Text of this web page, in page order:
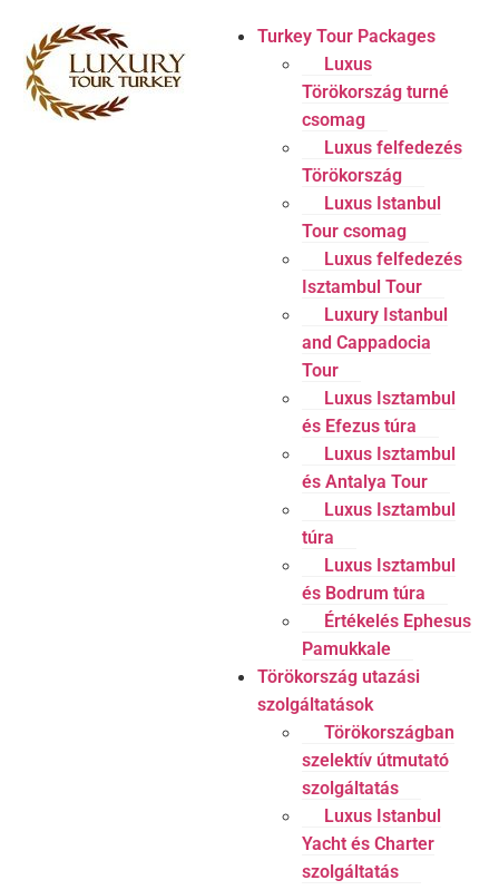
Turkey Tour Packages
Luxus
Törökország turné
csomag
Luxus felfedezés
Törökország
Luxus Istanbul
Tour csomag
Luxus felfedezés
Isztambul Tour
Luxury Istanbul
and Cappadocia
Tour
Luxus Isztambul
és Efezus túra
Luxus Isztambul
és Antalya Tour
Luxus Isztambul
túra
Luxus Isztambul
és Bodrum túra
Értékelés Ephesus
Pamukkale
Törökország utazási
szolgáltatások
Törökországban
szelektív útmutató
szolgáltatás
Luxus Istanbul
Yacht és Charter
szolgáltatás